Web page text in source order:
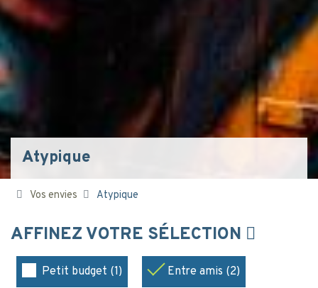
Atypique
Vos envies Atypique
AFFINEZ VOTRE SÉLECTION
Petit budget (1) Entre amis (2)